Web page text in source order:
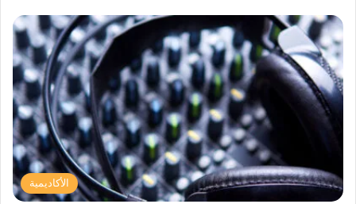
الأكاديمية